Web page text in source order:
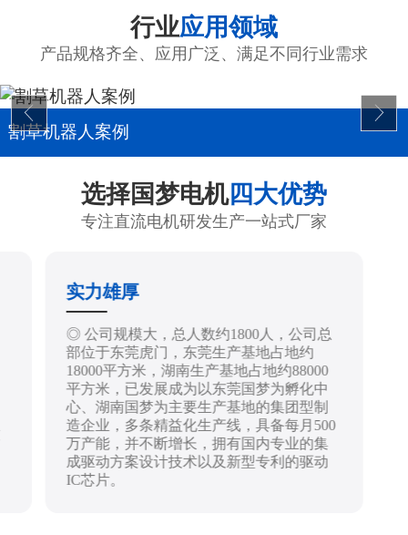
行业应用领域
产品规格齐全、应用广泛、满足不同行业需求
割草机器人案例
选择国梦电机四大优势
专注直流电机研发生产一站式厂家
实力雄厚
◎ 公司规模大，总人数约1800人，公司总
部位于东莞虎门，东莞生产基地占地约
18000平方米，湖南生产基地占地约88000
平方米，已发展成为以东莞国梦为孵化中
心、湖南国梦为主要生产基地的集团型制
造企业，多条精益化生产线，具备每月500
万产能，并不断增长，拥有国内专业的集
成驱动方案设计技术以及新型专利的驱动
IC芯片。